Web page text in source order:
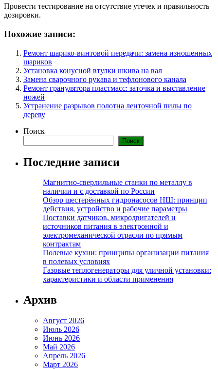
Провести тестирование на отсутствие утечек и правильность
дозировки.
Похожие записи:
Ремонт шарико-винтовой передачи: замена изношенных
шариков
Установка конусной втулки шкива на вал
Замена сварочного рукава и тефлонового канала
Ремонт гранулятора пластмасс: заточка и выставление
ножей
Устранение разрывов полотна ленточной пилы по
дереву
Поиск
Поиск
Последние записи
Магнитно-сверлильные станки по металлу в
наличии и с доставкой по России
Обзор шестерённых гидронасосов НШ: принцип
действия, устройство и рабочие параметры
Поставки датчиков, микродвигателей и
источников питания в электронной и
электромеханической отрасли по прямым
контрактам
Полевые кухни: принципы организации питания
в полевых условиях
Газовые теплогенераторы для уличной установки:
характеристики и области применения
Архив
Август 2026
Июль 2026
Июнь 2026
Май 2026
Апрель 2026
Март 2026